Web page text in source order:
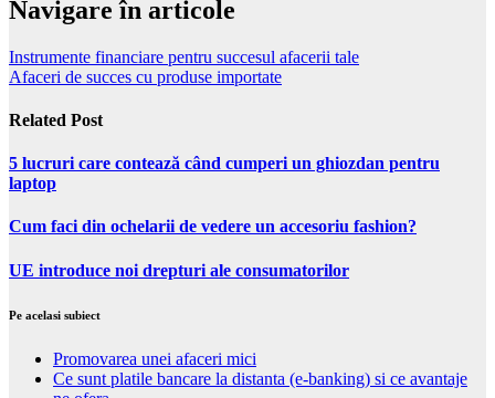
Navigare în articole
Instrumente financiare pentru succesul afacerii tale
Afaceri de succes cu produse importate
Related Post
5 lucruri care contează când cumperi un ghiozdan pentru
laptop
Cum faci din ochelarii de vedere un accesoriu fashion?
UE introduce noi drepturi ale consumatorilor
Pe acelasi subiect
Promovarea unei afaceri mici
Ce sunt platile bancare la distanta (e-banking) si ce avantaje